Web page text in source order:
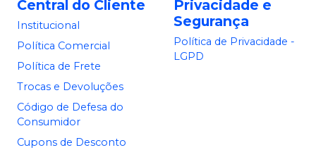
Central do Cliente
Institucional
Política Comercial
Política de Frete
Trocas e Devoluções
Código de Defesa do
Consumidor
Cupons de Desconto
Privacidade e
Segurança
Política de Privacidade -
LGPD